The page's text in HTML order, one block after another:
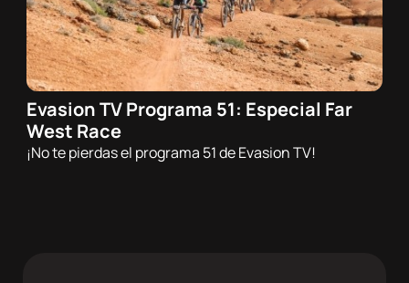
10/03/2026 - 21:00h
Trail
Evasion TV Programa 51: Especial Far
West Race
¡No te pierdas el programa 51 de Evasion TV!